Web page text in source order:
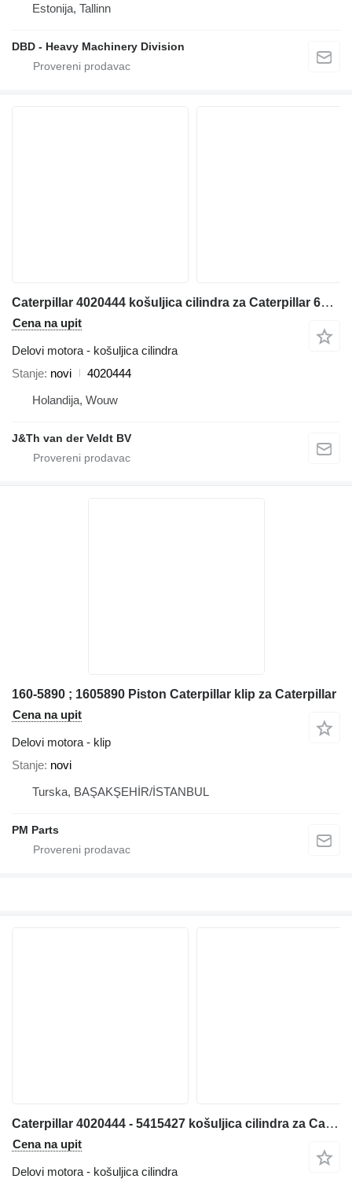
Estonija, Tallinn
DBD - Heavy Machinery Division
Caterpillar 4020444 košuljica cilindra za Caterpillar 6018 bagera
Cena na upit
Delovi motora - košuljica cilindra
Stanje novi
4020444
Holandija, Wouw
J&Th van der Veldt BV
160-5890 ; 1605890 Piston Caterpillar klip za Caterpillar
Cena na upit
Delovi motora - klip
Stanje novi
Turska, BAŞAKŞEHİR/İSTANBUL
PM Parts
Caterpillar 4020444 - 5415427 košuljica cilindra za Caterpillar 6018 bagera
Cena na upit
Delovi motora - košuljica cilindra